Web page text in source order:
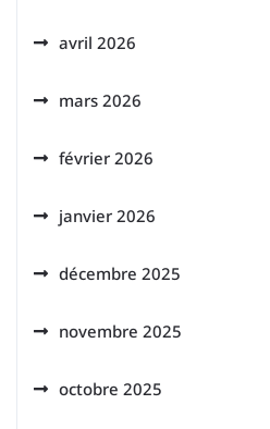
avril 2026
mars 2026
février 2026
janvier 2026
décembre 2025
novembre 2025
octobre 2025